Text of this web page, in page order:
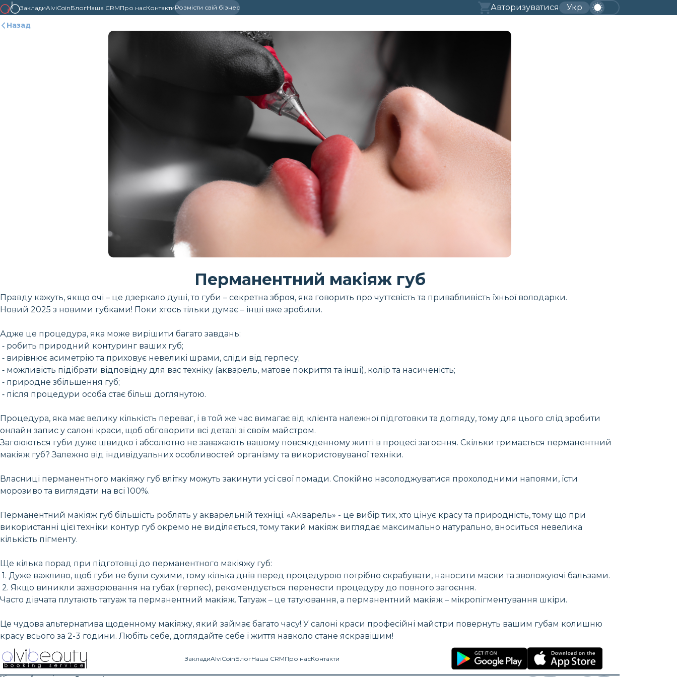
ЗакладиAlviCoinБлогНаша CRMПро насКонтактиРозмісти свій бізнес Авторизуватися Укр
Назад
Перманентний макіяж губ
Правду кажуть, якщо очі – це дзеркало душі, то губи – секретна зброя, яка говорить про чуттєвість та привабливість їхньої володарки.
Новий 2025 з новими губками! Поки хтось тільки думає – інші вже зробили.
Адже це процедура, яка може вирішити багато завдань:
⁃ робить природний контуринг ваших губ;
⁃ вирівнює асиметрію та приховує невеликі шрами, сліди від герпесу;
⁃ можливість підібрати відповідну для вас техніку (акварель, матове покриття та інші), колір та насиченість;
⁃ природне збільшення губ;
⁃ після процедури особа стає більш доглянутою.
Процедура, яка має велику кількість переваг, і в той же час вимагає від клієнта належної підготовки та догляду, тому для цього слід зробити
онлайн запис у салоні краси, щоб обговорити всі деталі зі своїм майстром.
Загоюються губи дуже швидко і абсолютно не заважають вашому повсякденному житті в процесі загоєння. Скільки тримається перманентний
макіяж губ? Залежно від індивідуальних особливостей організму та використовуваної техніки.
Власниці перманентного макіяжу губ влітку можуть закинути усі свої помади. Спокійно насолоджуватися прохолодними напоями, їсти
морозиво та виглядати на всі 100%.
Перманентний макіяж губ більшість роблять у акварельній техніці. «Акварель» - це вибір тих, хто цінує красу та природність, тому що при
використанні цієї техніки контур губ окремо не виділяється, тому такий макіяж виглядає максимально натурально, вноситься невелика
кількість пігменту.
Ще кілька порад при підготовці до перманентного макіяжу губ:
1. Дуже важливо, щоб губи не були сухими, тому кілька днів перед процедурою потрібно скрабувати, наносити маски та зволожуючі бальзами.
2. Якщо виникли захворювання на губах (герпес), рекомендується перенести процедуру до повного загоєння.
Часто дівчата плутають татуаж та перманентний макіяж. Татуаж – це татуювання, а перманентний макіяж – мікропігментування шкіри.
Це чудова альтернатива щоденному макіяжу, який займає багато часу! У салоні краси професійні майстри повернуть вашим губам колишню
красу всього за 2-3 години. Любіть себе, доглядайте себе і життя навколо стане яскравішим!
ЗакладиAlviCoinБлогНаша CRMПро насКонтакти